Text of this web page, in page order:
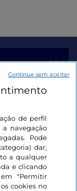
de perfil
navegação
Pode
dar,
a qualquer
e clicando
"Permitir
cookies no
Continue sem aceitar